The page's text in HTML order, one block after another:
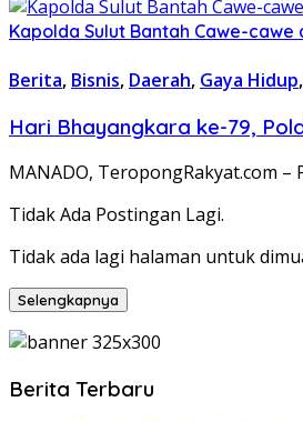
Kapolda Sulut Bantah Cawe-
Berita, Bisnis, Daerah, Gaya Hidup,
Hari Bhayangkara ke-79,
MANADO, TeropongRakyat.com
Tidak Ada Postingan Lagi.
Tidak ada lagi halaman untuk
Selengkapnya
Berita Terbaru